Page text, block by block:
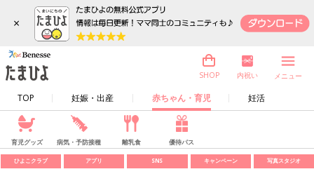
×
TOP 妊娠・出産 赤ちゃん・育児 妊活
SHOP 内祝い メニュー
育児グッズ 病気・予防接種 離乳食 優待パス
ひよこクラブ アプリ SNS キャンペーン 写真スタジオ